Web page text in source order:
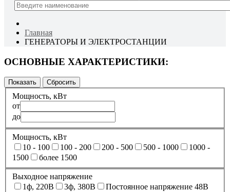
Главная
ГЕНЕРАТОРЫ И ЭЛЕКТРОСТАНЦИИ
ОСНОВНЫЕ ХАРАКТЕРИСТИКИ:
Мощность, кВт
от
до
Мощность, кВт
10 - 100
100 - 200 200 - 500 500 - 1000
1000 -
1500
более 1500
Выходное напряжение
1ф, 220В
3ф, 380В Постоянное напряжение 48В